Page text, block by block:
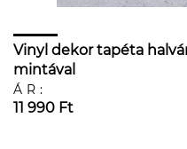
Vinyl dekor tapéta
mintával
ÁR:
11 990 Ft